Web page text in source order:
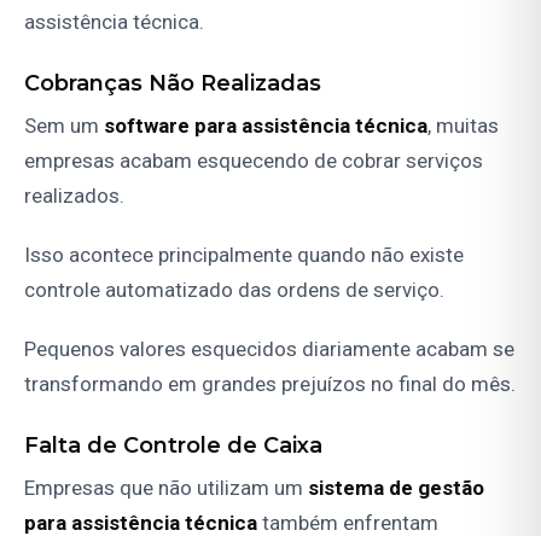
assistência técnica.
Cobranças Não Realizadas
Sem um software para assistência técnica, muitas
empresas acabam esquecendo de cobrar serviços
realizados.
Isso acontece principalmente quando não existe
controle automatizado das ordens de serviço.
Pequenos valores esquecidos diariamente acabam se
transformando em grandes prejuízos no final do mês.
Falta de Controle de Caixa
Empresas que não utilizam um sistema de gestão
para assistência técnica também enfrentam